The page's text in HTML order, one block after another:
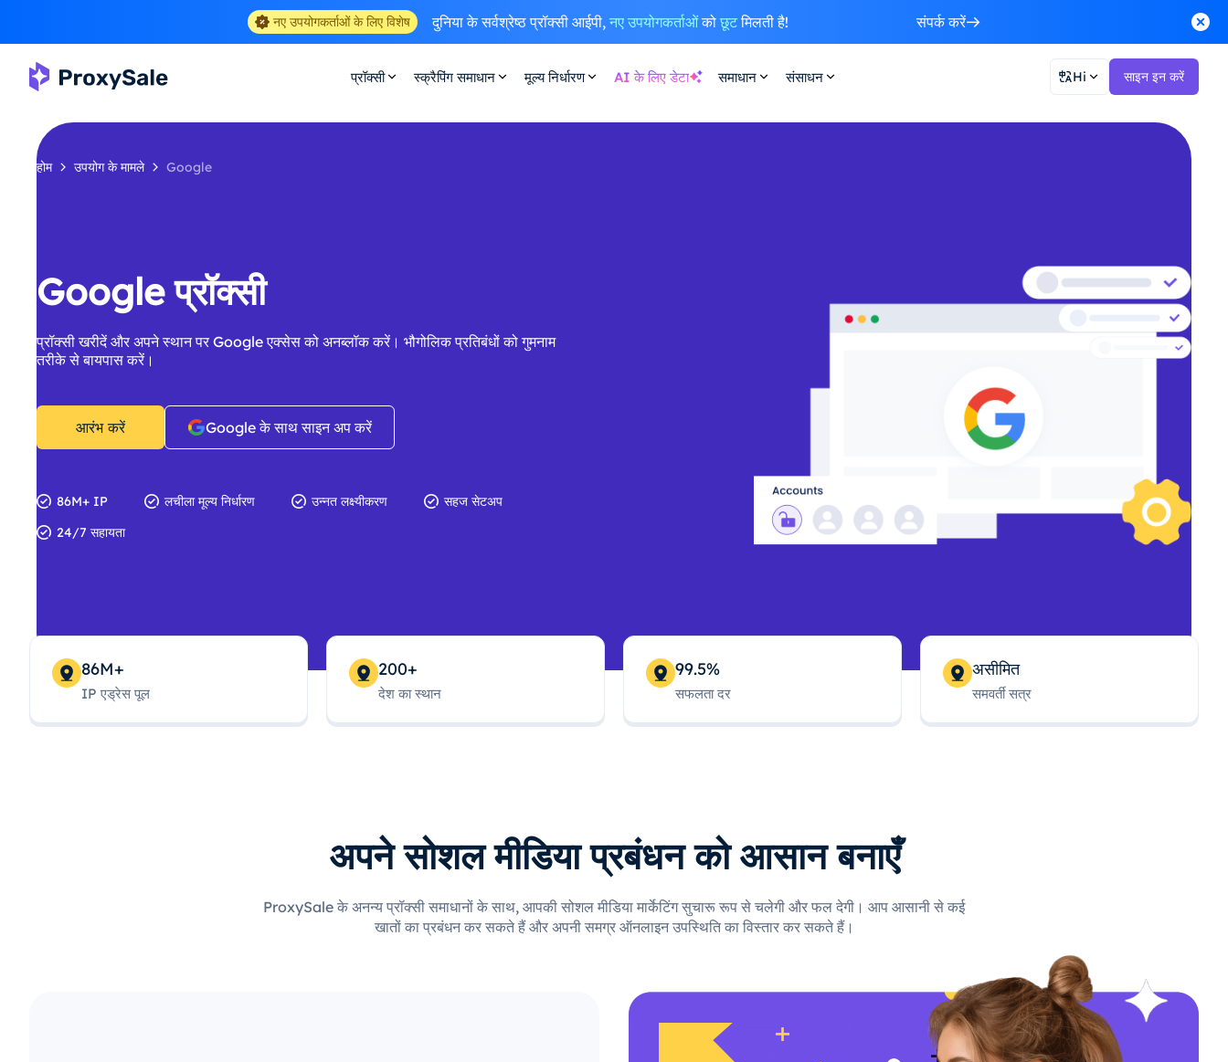
नए उपयोगकर्ताओं के लिए विशेष दुनिया के सर्वश्रेष्ठ प्रॉक्सी आईपी, नए उपयोगकर्ताओंको छूटमिलती है! संपर्क करें
प्रॉक्सी स्क्रैपिंग समाधान मूल्य निर्धारण AI के लिए डेटा समाधान संसाधन Hi साइन इन करें
होम उपयोग के मामले Google
Google प्रॉक्सी
प्रॉक्सी खरीदें और अपने स्थान पर Google एक्सेस को अनब्लॉक करें। भौगोलिक प्रतिबंधों को गुमनाम
तरीके से बायपास करें।
आरंभ करें Google के साथ साइन अप करें
86M+ IP लचीला मूल्य निर्धारण उन्नत लक्ष्यीकरण
सहज सेटअप
24/7 सहायता
86M+
IP एड्रेस पूल
200+
देश का स्थान
99.5%
सफलता दर
असीमित
समवर्ती सत्र
अपने सोशल मीडिया प्रबंधन को आसान बनाएँ
ProxySale के अनन्य प्रॉक्सी समाधानों के साथ, आपकी सोशल मीडिया मार्केटिंग सुचारू रूप से चलेगी और फल देगी। आप आसानी से कई
खातों का प्रबंधन कर सकते हैं और अपनी समग्र ऑनलाइन उपस्थिति का विस्तार कर सकते हैं।